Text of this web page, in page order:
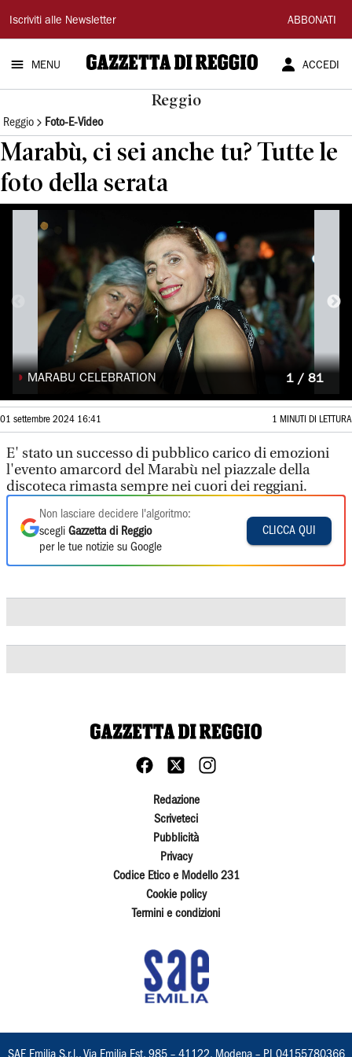
Gazzetta
di
Reggio
Iscriviti alle Newsletter ABBONATI
MENU ACCEDI
Reggio
Reggio Foto-E-Video
Marabù, ci sei anche tu? Tutte le
foto della serata
◗ MARABU CELEBRATION 1 / 81
01 settembre 2024 16:41 1 MINUTI DI LETTURA
E' stato un successo di pubblico carico di emozioni
l'evento amarcord del Marabù nel piazzale della
discoteca rimasta sempre nei cuori dei reggiani.
Non lasciare decidere l'algoritmo:
scegli Gazzetta di Reggio
per le tue notizie su Google
CLICCA QUI
Redazione
Scriveteci
Pubblicità
Privacy
Codice Etico e Modello 231
Cookie policy
Termini e condizioni